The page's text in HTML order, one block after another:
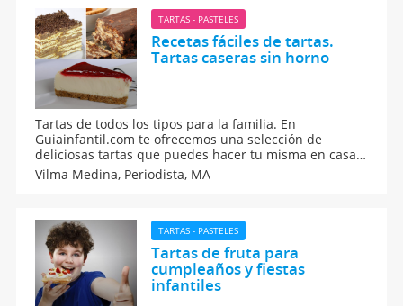
TARTAS - PASTELES
Recetas fáciles de tartas.
Tartas caseras sin horno
Tartas de todos los tipos para la familia. En
Guiainfantil.com te ofrecemos una selección de
deliciosas tartas que puedes hacer tu misma en casa,
con los niños, sin la necesidad de utilizar el horno.
Tartas caseras, sencillas y muy fáciles de elaborar
Vilma Medina, Periodista, MA
TARTAS - PASTELES
Tartas de fruta para
cumpleaños y fiestas
infantiles